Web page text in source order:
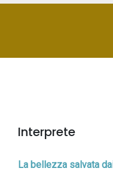
Interprete
La bellezza salvata